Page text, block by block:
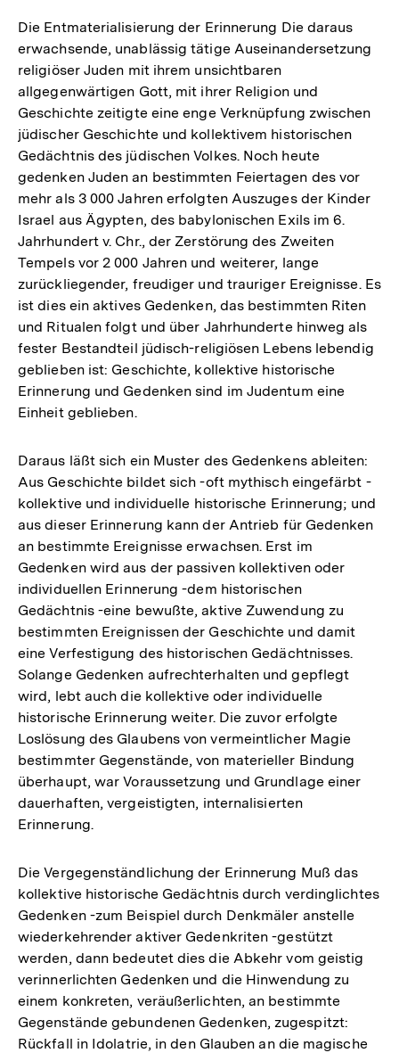
der
Fußnote
Die Entmaterialisierung der Erinnerung Die daraus
erwachsende, unablässig tätige Auseinandersetzung
religiöser Juden mit ihrem unsichtbaren
allgegenwärtigen Gott, mit ihrer Religion und
Geschichte zeitigte eine enge Verknüpfung zwischen
jüdischer Geschichte und kollektivem historischen
Gedächtnis des jüdischen Volkes. Noch heute
gedenken Juden an bestimmten Feiertagen des vor
mehr als 3 000 Jahren erfolgten Auszuges der Kinder
Israel aus Ägypten, des babylonischen Exils im 6.
Jahrhundert v. Chr., der Zerstörung des Zweiten
Tempels vor 2 000 Jahren und weiterer, lange
zurückliegender, freudiger und trauriger Ereignisse. Es
ist dies ein aktives Gedenken, das bestimmten Riten
und Ritualen folgt und über Jahrhunderte hinweg als
fester Bestandteil jüdisch-religiösen Lebens lebendig
geblieben ist: Geschichte, kollektive historische
Erinnerung und Gedenken sind im Judentum eine
Einheit geblieben.
Daraus läßt sich ein Muster des Gedenkens ableiten:
Aus Geschichte bildet sich -oft mythisch eingefärbt -
kollektive und individuelle historische Erinnerung; und
aus dieser Erinnerung kann der Antrieb für Gedenken
an bestimmte Ereignisse erwachsen. Erst im
Gedenken wird aus der passiven kollektiven oder
individuellen Erinnerung -dem historischen
Gedächtnis -eine bewußte, aktive Zuwendung zu
bestimmten Ereignissen der Geschichte und damit
eine Verfestigung des historischen Gedächtnisses.
Solange Gedenken aufrechterhalten und gepflegt
wird, lebt auch die kollektive oder individuelle
historische Erinnerung weiter. Die zuvor erfolgte
Loslösung des Glaubens von vermeintlicher Magie
bestimmter Gegenstände, von materieller Bindung
überhaupt, war Voraussetzung und Grundlage einer
dauerhaften, vergeistigten, internalisierten
Erinnerung.
Die Vergegenständlichung der Erinnerung Muß das
kollektive historische Gedächtnis durch verdinglichtes
Gedenken -zum Beispiel durch Denkmäler anstelle
wiederkehrender aktiver Gedenkriten -gestützt
werden, dann bedeutet dies die Abkehr vom geistig
verinnerlichten Gedenken und die Hinwendung zu
einem konkreten, veräußerlichten, an bestimmte
Gegenstände gebundenen Gedenken, zugespitzt:
Rückfall in Idolatrie, in den Glauben an die magische